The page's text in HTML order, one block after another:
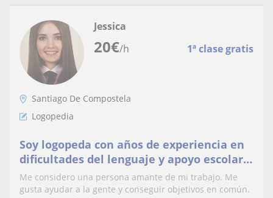
20€/h 1ª clase gratis
Jessica
Santiago De Compostela
Logopedia
Soy logopeda con años de experiencia en
dificultades del lenguaje y apoyo escolar
en primaria y secundaria. Además de
trabajar técnicas de estudio aplicadas a
Me considero una persona amante de mi trabajo. Me
gusta ayudar a la gente y conseguir objetivos en común.